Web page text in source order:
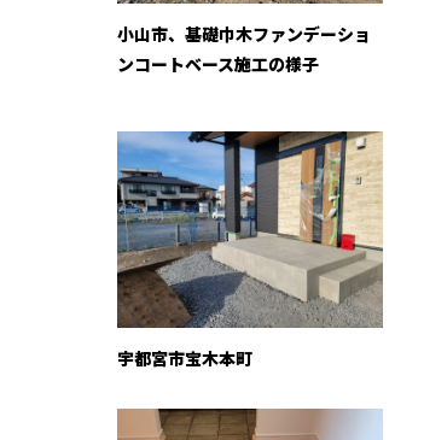
小山市、基礎巾木ファンデーショ
ンコートベース施工の様子
宇都宮市宝木本町